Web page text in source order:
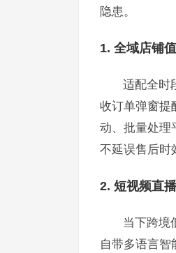
隐患。
1. 全域店铺
适配全时
收订单弹窗提
动、批量处理
不延误售后时
2. 短视频直
当下跨境
自带多语言智